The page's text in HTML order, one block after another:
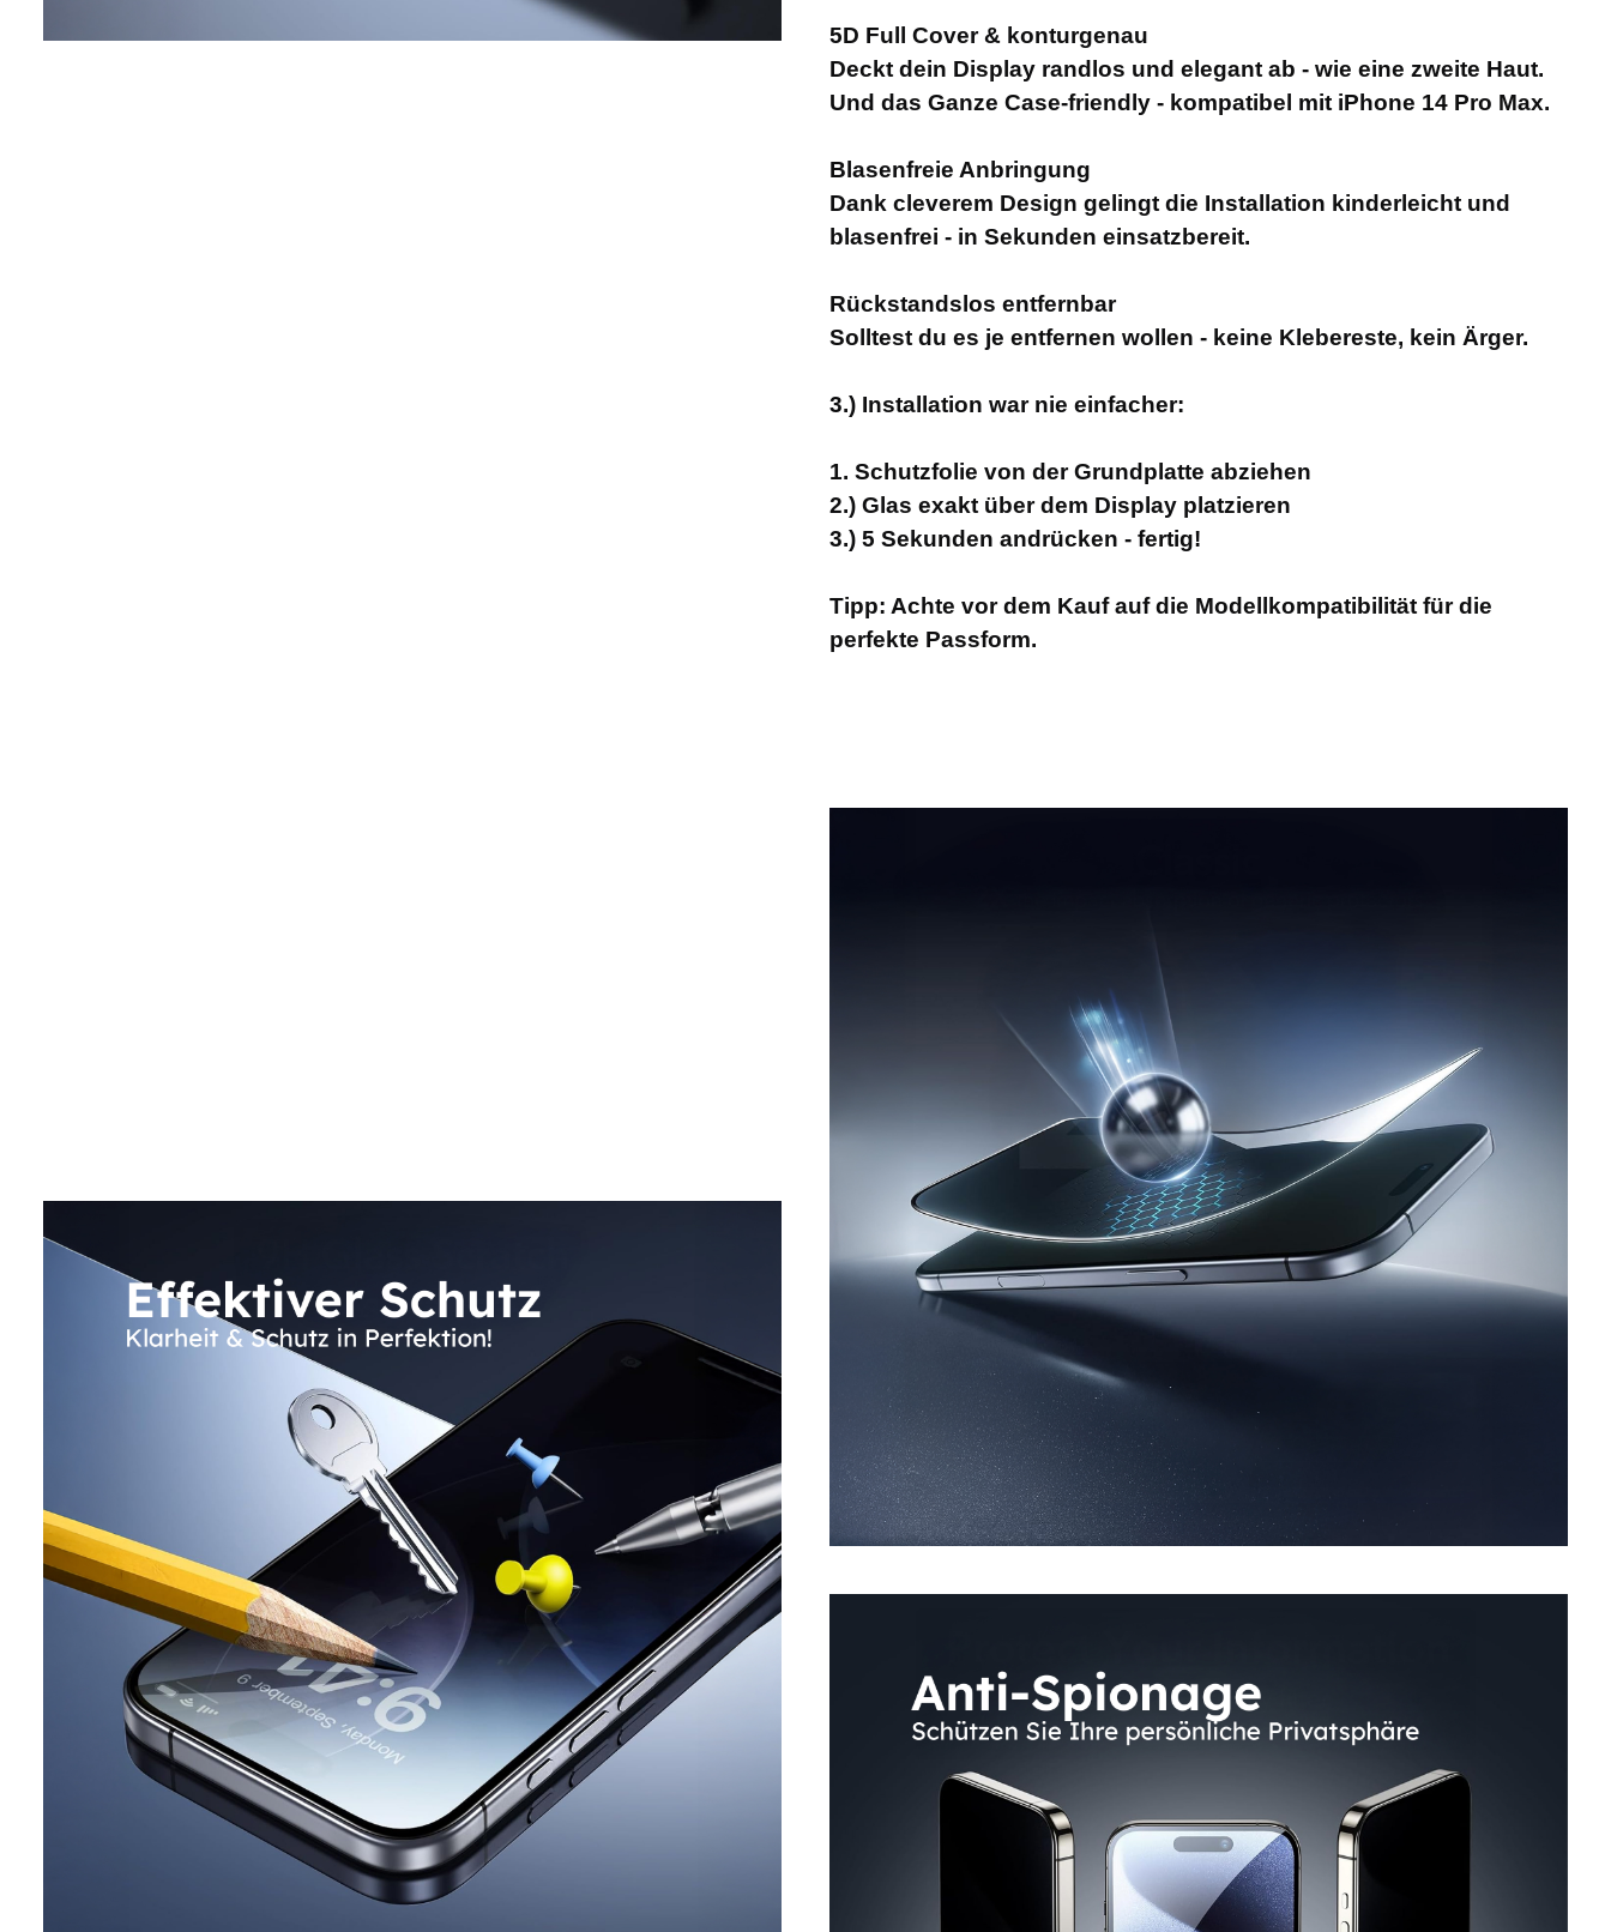
5D Full Cover & konturgenau
Deckt dein Display randlos und elegant ab - wie eine zweite Haut.
Und das Ganze Case-friendly - kompatibel mit iPhone 14 Pro Max.
Blasenfreie Anbringung
Dank cleverem Design gelingt die Installation kinderleicht und
blasenfrei - in Sekunden einsatzbereit.
Rückstandslos entfernbar
Solltest du es je entfernen wollen - keine Klebereste, kein Ärger.
3.) Installation war nie einfacher:
1. Schutzfolie von der Grundplatte abziehen
2.) Glas exakt über dem Display platzieren
3.) 5 Sekunden andrücken - fertig!
Tipp: Achte vor dem Kauf auf die Modellkompatibilität für die
perfekte Passform.